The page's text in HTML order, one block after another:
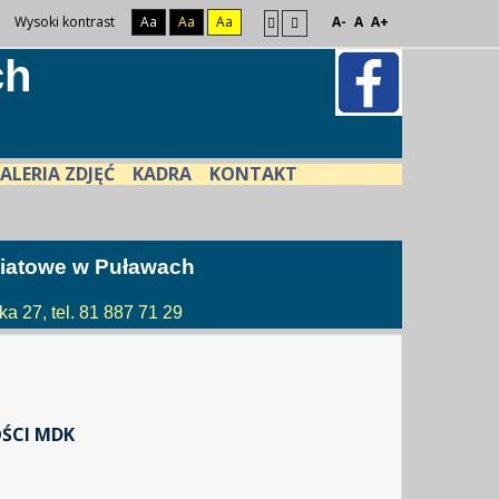
Wysoki kontrast Aa Aa Aa A- A A+
ZDJĘĆ KADRA KONTAKT
w Puławach
27, tel. 81 887 71 29
MDK